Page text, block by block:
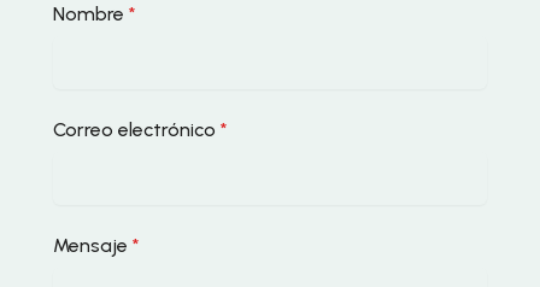
Nombre *
Correo electrónico *
Mensaje *